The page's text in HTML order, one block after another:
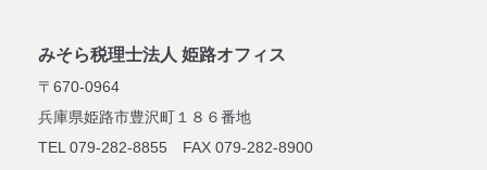
みそら税理士法人 姫路オフィス
〒670-0964
兵庫県姫路市豊沢町１８６番地
TEL 079-282-8855 FAX 079-282-8900